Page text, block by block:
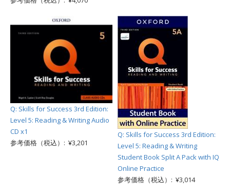
Q: Skills for Success 3rd Edition:
Level 5: Reading & Writing Audio
CD x1
参考価格（税込）: ¥3,201
Q: Skills for Success 3rd Edition:
Level 5: Reading & Writing
Student Book Split A Pack with IQ
Online Practice
参考価格（税込）: ¥3,014